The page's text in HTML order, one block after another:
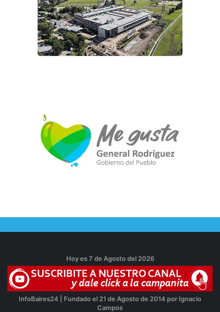
Hoy es 7 de Agosto del 2026
InfoBaires24 | Fundado el 21 de Agosto de 2014 por Ignacio
Campos